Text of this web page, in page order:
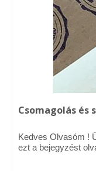
Vásárok,
A
Ellynor
Általános
Csomagolás
Kedves Olvasóm !
ezt a bejegyzést